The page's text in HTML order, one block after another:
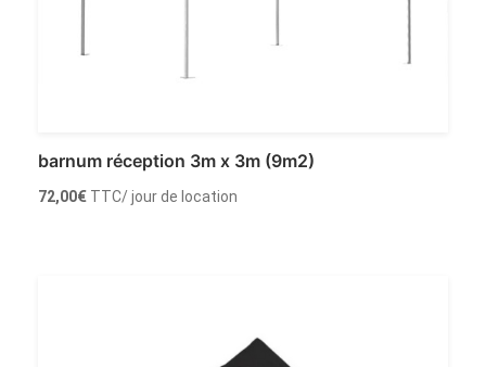
barnum réception 3m x 3m (9m2)
72,00€ TTC/ jour de location